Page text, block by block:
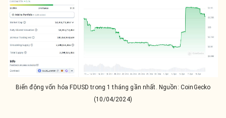
Biến động vốn hóa FDUSD trong 1 tháng gần nhất. Nguồn: CoinGecko
(10/04/2024)